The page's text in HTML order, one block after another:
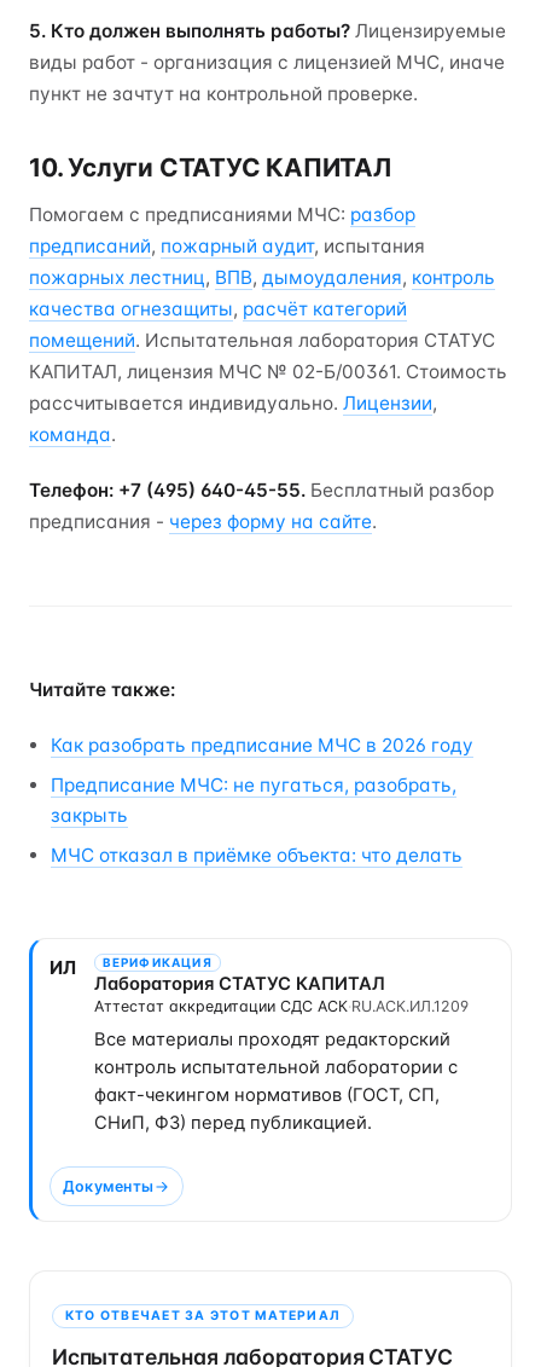
5. Кто должен выполнять работы? Лицензируемые
виды работ - организация с лицензией МЧС, иначе
пункт не зачтут на контрольной проверке.
10. Услуги СТАТУС КАПИТАЛ
Помогаем с предписаниями МЧС: разбор
предписаний, пожарный аудит, испытания
пожарных лестниц, ВПВ, дымоудаления, контроль
качества огнезащиты, расчёт категорий
помещений. Испытательная лаборатория СТАТУС
КАПИТАЛ, лицензия МЧС № 02-Б/00361. Стоимость
рассчитывается индивидуально. Лицензии,
команда.
Телефон: +7 (495) 640-45-55. Бесплатный разбор
предписания - через форму на сайте.
Читайте также:
Как разобрать предписание МЧС в 2026 году
Предписание МЧС: не пугаться, разобрать,
закрыть
МЧС отказал в приёмке объекта: что делать
ИЛ ВЕРИФИКАЦИЯ
Лаборатория СТАТУС КАПИТАЛ
Аттестат аккредитации СДС АСК·RU.АСК.ИЛ.1209
Все материалы проходят редакторский
контроль испытательной лаборатории с
факт-чекингом нормативов (ГОСТ, СП,
СНиП, ФЗ) перед публикацией.
Документы
КТО ОТВЕЧАЕТ ЗА ЭТОТ МАТЕРИАЛ
Испытательная лаборатория СТАТУС